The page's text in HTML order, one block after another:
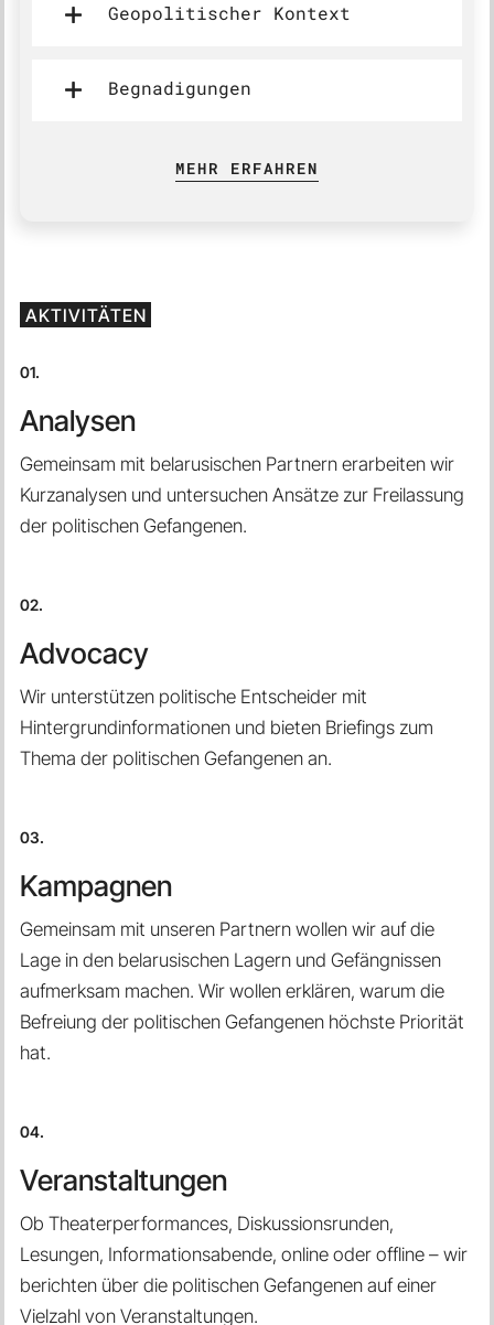
Geopolitischer Kontext
Begnadigungen
MEHR ERFAHREN
AKTIVITÄTEN
01.
Analysen
Gemeinsam mit belarusischen Partnern erarbeiten wir
Kurzanalysen und untersuchen Ansätze zur Freilassung
der politischen Gefangenen.
02.
Advocacy
Wir unterstützen politische Entscheider mit
Hintergrundinformationen und bieten Briefings zum
Thema der politischen Gefangenen an.
03.
Kampagnen
Gemeinsam mit unseren Partnern wollen wir auf die
Lage in den belarusischen Lagern und Gefängnissen
aufmerksam machen. Wir wollen erklären, warum die
Befreiung der politischen Gefangenen höchste Priorität
hat.
04.
Veranstaltungen
Ob Theaterperformances, Diskussionsrunden,
Lesungen, Informationsabende, online oder offline – wir
berichten über die politischen Gefangenen auf einer
Vielzahl von Veranstaltungen.